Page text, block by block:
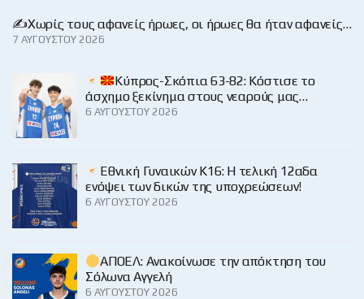
✍️Χωρίς τους αφανείς ήρωες, οι ήρωες θα ήταν αφανείς…
7 ΑΥΓΟΎΣΤΟΥ 2026
Κύπρος-Σκόπια 63-82: Κόστισε το
άσχημο ξεκίνημα στους νεαρούς μας…
6 ΑΥΓΟΎΣΤΟΥ 2026
Εθνική Γυναικών Κ16: Η τελική 12αδα
ενόψει των δικών της υποχρεώσεων!
6 ΑΥΓΟΎΣΤΟΥ 2026
ΑΠΟΕΛ: Ανακοίνωσε την απόκτηση του
Σόλωνα Αγγελή
6 ΑΥΓΟΎΣΤΟΥ 2026